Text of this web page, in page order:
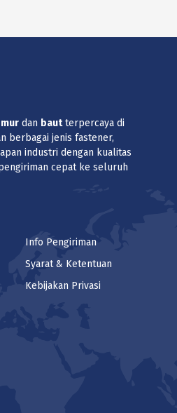
mur dan bautterpercaya di
berbagai jenis fastener,
industri dengan kualitas
cepat ke seluruh
Info Pengiriman
Syarat & Ketentuan
Kebijakan Privasi